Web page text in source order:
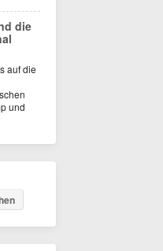
die
auf die
und